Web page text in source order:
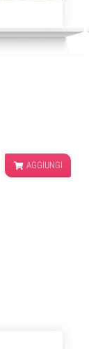
AGGIUNGI